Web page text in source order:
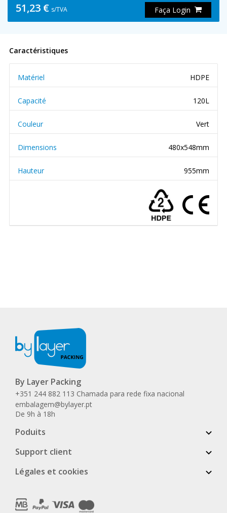
51,23 € s/TVA Faça Login
Caractéristiques
Matériel HDPE
Capacité 120L
Couleur Vert
Dimensions 480x548mm
Hauteur 955mm
By Layer Packing
+351 244 882 113 Chamada para rede fixa nacional
embalagem@bylayer.pt
De 9h à 18h
Poduits
Support client
Légales et cookies